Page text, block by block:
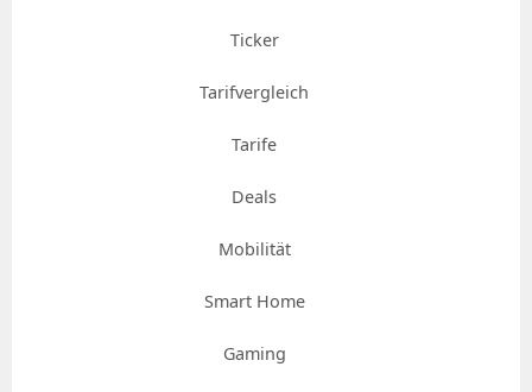
Ticker
Tarifvergleich
Tarife
Deals
Mobilität
Smart Home
Gaming